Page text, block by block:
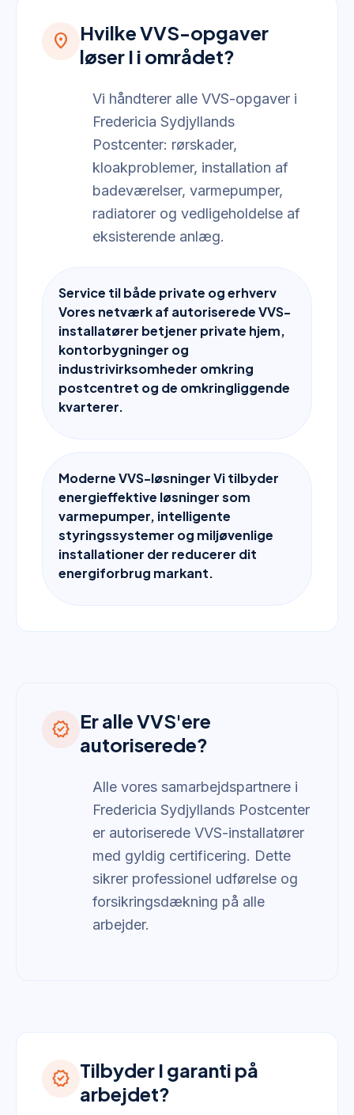
location_on
Hvilke VVS-opgaver
løser I i området?
Vi håndterer alle VVS-opgaver i
Fredericia Sydjyllands
Postcenter: rørskader,
kloakproblemer, installation af
badeværelser, varmepumper,
radiatorer og vedligeholdelse af
eksisterende anlæg.
Service til både private og erhverv
Vores netværk af autoriserede VVS-
installatører betjener private hjem,
kontorbygninger og
industrivirksomheder omkring
postcentret og de omkringliggende
kvarterer.
Moderne VVS-løsninger Vi tilbyder
energieffektive løsninger som
varmepumper, intelligente
styringssystemer og miljøvenlige
installationer der reducerer dit
energiforbrug markant.
verified Er alle VVS'ere
autoriserede?
Alle vores samarbejdspartnere i
Fredericia Sydjyllands Postcenter
er autoriserede VVS-installatører
med gyldig certificering. Dette
sikrer professionel udførelse og
forsikringsdækning på alle
arbejder.
verified Tilbyder I garanti på
arbejdet?